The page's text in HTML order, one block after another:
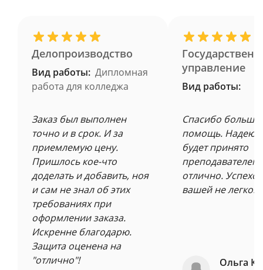
Делопроизводство
Вид работы: Дипломная
работа для колледжа
Заказ был выполнен
точно и в срок. И за
приемлемую цену.
Пришлось кое-что
доделать и добавить, ноя
и сам не знал об этих
требованиях при
оформлении заказа.
Искренне благодарю.
Защита оценена на
"отлично"!
управление
Вид работы:
Спасибо
помощь.
будет принято
преподавателем
отлично.
вашей не легкой
Ольга